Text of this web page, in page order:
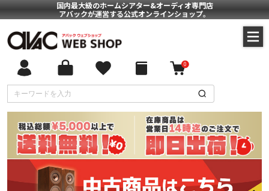
国内最大級のホームシアター&オーディオ専門店
アバックが運営する公式オンラインショップ。
0